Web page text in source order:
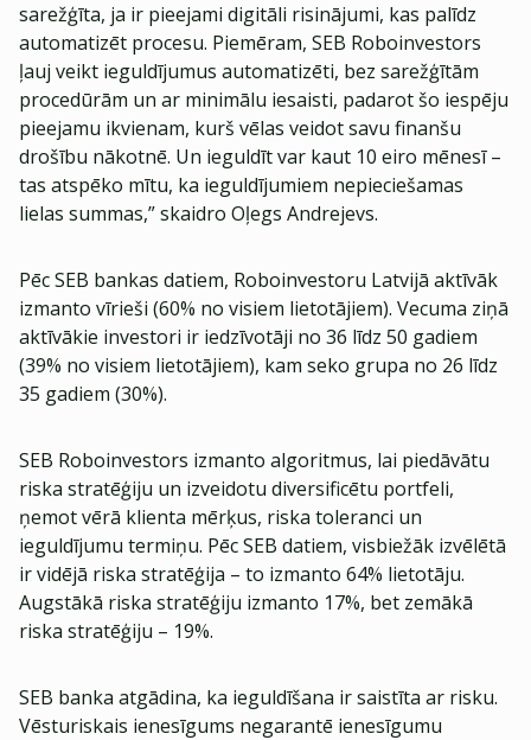
sarežģīta, ja ir pieejami digitāli risinājumi, kas palīdz
automatizēt procesu. Piemēram, SEB Roboinvestors
ļauj veikt ieguldījumus automatizēti, bez sarežģītām
procedūrām un ar minimālu iesaisti, padarot šo iespēju
pieejamu ikvienam, kurš vēlas veidot savu finanšu
drošību nākotnē. Un ieguldīt var kaut 10 eiro mēnesī –
tas atspēko mītu, ka ieguldījumiem nepieciešamas
lielas summas,” skaidro Oļegs Andrejevs.
Pēc SEB bankas datiem, Roboinvestoru Latvijā aktīvāk
izmanto vīrieši (60% no visiem lietotājiem). Vecuma ziņā
aktīvākie investori ir iedzīvotāji no 36 līdz 50 gadiem
(39% no visiem lietotājiem), kam seko grupa no 26 līdz
35 gadiem (30%).
SEB Roboinvestors izmanto algoritmus, lai piedāvātu
riska stratēģiju un izveidotu diversificētu portfeli,
ņemot vērā klienta mērķus, riska toleranci un
ieguldījumu termiņu. Pēc SEB datiem, visbiežāk izvēlētā
ir vidējā riska stratēģija – to izmanto 64% lietotāju.
Augstākā riska stratēģiju izmanto 17%, bet zemākā
riska stratēģiju – 19%.
SEB banka atgādina, ka ieguldīšana ir saistīta ar risku.
Vēsturiskais ienesīgums negarantē ienesīgumu